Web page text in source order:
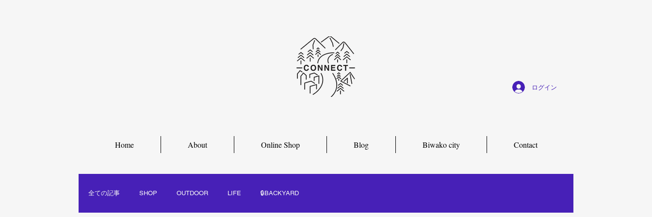
ログイン
Home About Online Shop Blog Biwako city Contact
全ての記事 SHOP OUTDOOR LIFE 🔒BACKYARD